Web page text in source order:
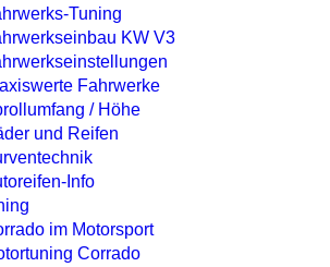
Tuning
KW V3
Fahrwerke
/ Höhe
und Reifen
Info
im Motorsport
Corrado